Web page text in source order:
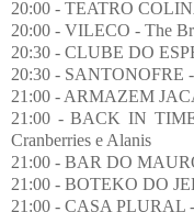
20:00 - TEATRO
20:00 - VILECO - The
20:30 - CLUBE DO
20:30 - SANTONOFRE
21:00 - ARMAZEM
21:00 - BACK IN
Cranberries e Alanis
21:00 - BAR DO
21:00 - BOTEKO DO
21:00 - CASA PLURAL -